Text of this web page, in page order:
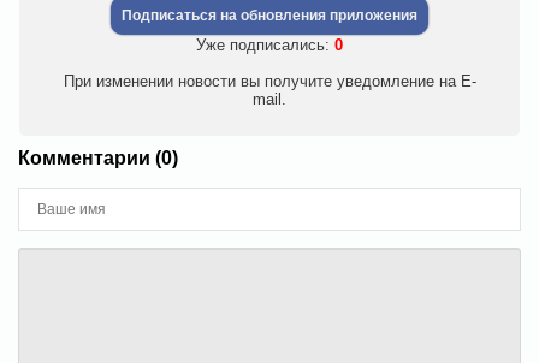
Подписаться на обновления приложения
Уже подписались: 0
При изменении новости вы получите уведомление на E-
mail.
Комментарии (0)